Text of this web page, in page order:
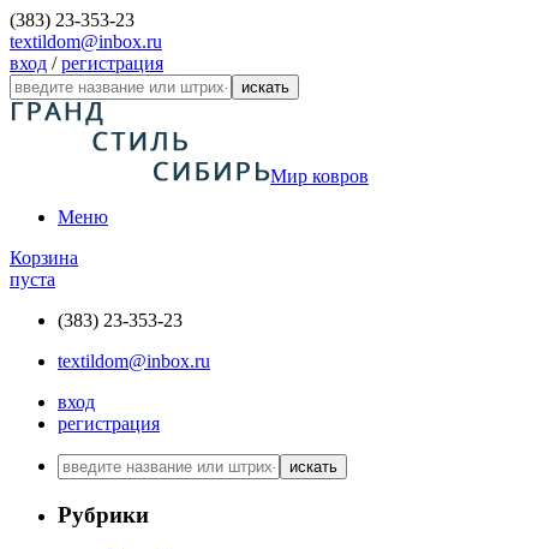
(383) 23-353-23
textildom@inbox.ru
вход /регистрация
искать
Мир ковров
Меню
Корзина
пуста
(383) 23-353-23
textildom@inbox.ru
вход
регистрация
искать
Рубрики